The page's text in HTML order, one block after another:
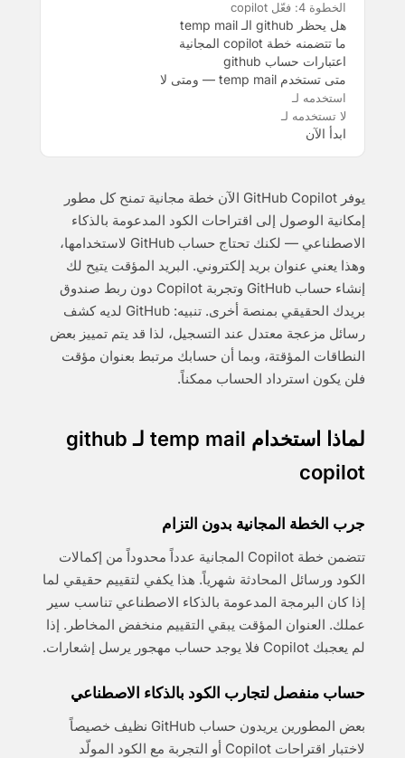
الخطوة 4: فعّل copilot
هل يحظر github الـ temp mail
ما تتضمنه خطة copilot المجانية
اعتبارات حساب github
متى تستخدم temp mail — ومتى لا
استخدمه لـ
لا تستخدمه لـ
ابدأ الآن
يوفر GitHub Copilot الآن خطة مجانية تمنح كل مطور
إمكانية الوصول إلى اقتراحات الكود المدعومة بالذكاء
الاصطناعي — لكنك تحتاج حساب GitHub لاستخدامها،
وهذا يعني عنوان بريد إلكتروني. البريد المؤقت يتيح لك
إنشاء حساب GitHub وتجربة Copilot دون ربط صندوق
بريدك الحقيقي بمنصة أخرى. تنبيه: GitHub لديه كشف
رسائل مزعجة معتدل عند التسجيل، لذا قد يتم تمييز بعض
النطاقات المؤقتة، وبما أن حسابك مرتبط بعنوان مؤقت
فلن يكون استرداد الحساب ممكناً.
لماذا استخدام temp mail لـ github
copilot
جرب الخطة المجانية بدون التزام
تتضمن خطة Copilot المجانية عدداً محدوداً من إكمالات
الكود ورسائل المحادثة شهرياً. هذا يكفي لتقييم حقيقي لما
إذا كان البرمجة المدعومة بالذكاء الاصطناعي تناسب سير
عملك. العنوان المؤقت يبقي التقييم منخفض المخاطر. إذا
لم يعجبك Copilot فلا يوجد حساب مهجور يرسل إشعارات.
حساب منفصل لتجارب الكود بالذكاء الاصطناعي
بعض المطورين يريدون حساب GitHub نظيف خصيصاً
لاختبار اقتراحات Copilot أو التجربة مع الكود المولّد